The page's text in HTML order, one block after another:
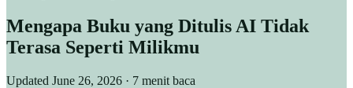
Mengapa Buku yang Ditulis AI Tidak
Terasa Seperti Milikmu
Updated June 26, 2026 · 7 menit baca